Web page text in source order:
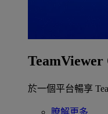
TeamViewer
於一個平台暢享